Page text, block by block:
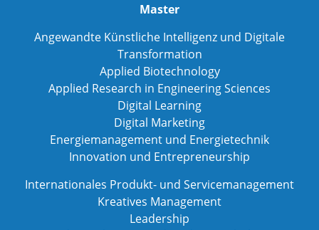
Master
Angewandte Künstliche Intelligenz und Digitale
Transformation
Applied Biotechnology
Applied Research in Engineering Sciences
Digital Learning
Digital Marketing
Energiemanagement und Energietechnik
Innovation und Entrepreneurship
Internationales Produkt- und Servicemanagement
Kreatives Management
Leadership